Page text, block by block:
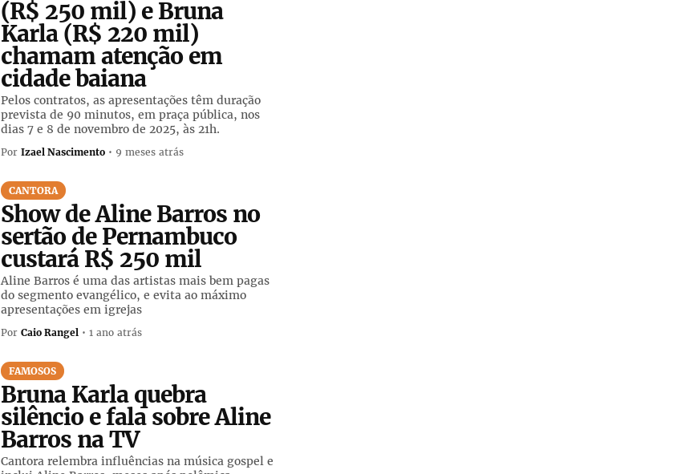
(R$ 250 mil) e Bruna
Karla (R$ 220 mil)
chamam atenção em
cidade baiana
Pelos contratos, as apresentações têm duração
prevista de 90 minutos, em praça pública, nos
dias 7 e 8 de novembro de 2025, às 21h.
PorIzael Nascimento • 9 meses atrás
CANTORA
Show de Aline Barros no
sertão de Pernambuco
custará R$ 250 mil
Aline Barros é uma das artistas mais bem pagas
do segmento evangélico, e evita ao máximo
apresentações em igrejas
PorCaio Rangel • 1 ano atrás
FAMOSOS
Bruna Karla quebra
silêncio e fala sobre Aline
Barros na TV
Cantora relembra influências na música gospel e